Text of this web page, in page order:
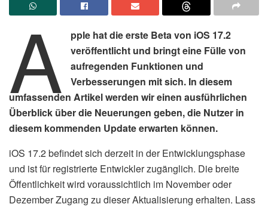
A
pple hat die erste Beta von iOS 17.2
veröffentlicht und bringt eine Fülle von
aufregenden Funktionen und
Verbesserungen mit sich. In diesem
umfassenden Artikel werden wir einen ausführlichen
Überblick über die Neuerungen geben, die Nutzer in
diesem kommenden Update erwarten können.
iOS 17.2 befindet sich derzeit in der Entwicklungsphase
und ist für registrierte Entwickler zugänglich. Die breite
Öffentlichkeit wird voraussichtlich im November oder
Dezember Zugang zu dieser Aktualisierung erhalten. Lass